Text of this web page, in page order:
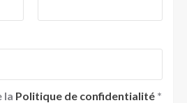
la Politique de confidentialité *